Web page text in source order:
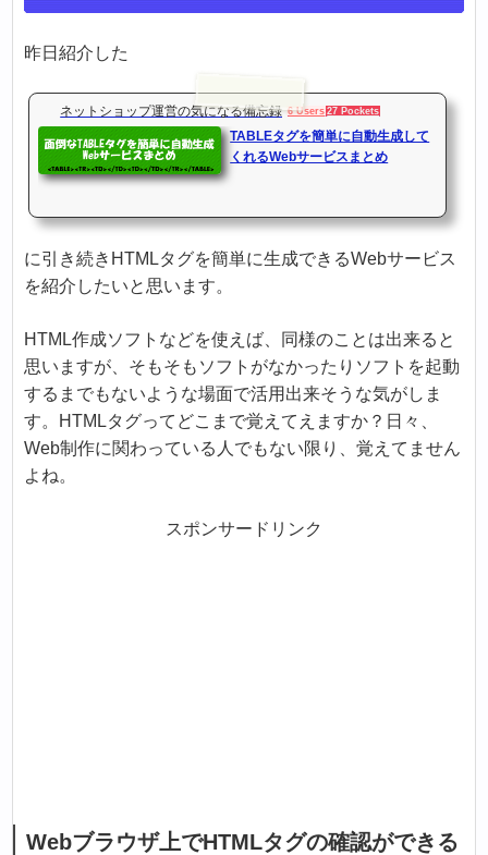
昨日紹介した
ネットショップ運営の気になる備忘録 6 Users 27 Pockets
TABLEタグを簡単に自動生成して
くれるWebサービスまとめ
に引き続きHTMLタグを簡単に生成できるWebサービス
を紹介したいと思います。
HTML作成ソフトなどを使えば、同様のことは出来ると
思いますが、そもそもソフトがなかったりソフトを起動
するまでもないような場面で活用出来そうな気がしま
す。HTMLタグってどこまで覚えてえますか？日々、
Web制作に関わっている人でもない限り、覚えてません
よね。
スポンサードリンク
Webブラウザ上でHTMLタグの確認ができる